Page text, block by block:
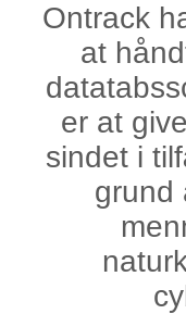
Ontrack
at
er at
sindet i
grund